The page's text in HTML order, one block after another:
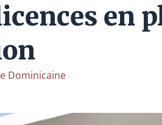
en
Dominicaine